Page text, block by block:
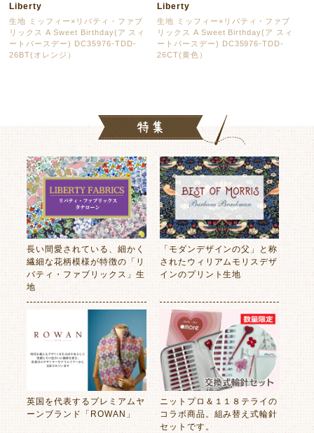
Liberty
生地 ミッフィー×リバティ・ファブ
リックス A Sweet Birthday(ア スィ
ートバースデー) DC35976-TDD-
26BT(オレンジ）
Liberty
生地 ミッフィー×リバティ・ファブ
リックス A Sweet Birthday(ア スィ
ートバースデー) DC35976-TDD-
26CT(黄色）
長い間愛されている、細かく
繊細な花柄模様が特徴の「リ
バティ・ファブリックス」生
地
「モダンデザインの父」と称
されたウィリアムモリスデザ
インのプリント生地
英国を代表するプレミアムヤ
ーンブランド「ROWAN」
ニットプロ＆１１８テライの
コラボ商品。組み替え式輪針
セットです。